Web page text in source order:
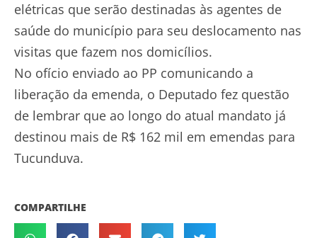
elétricas que serão destinadas às agentes de
saúde do município para seu deslocamento nas
visitas que fazem nos domicílios.
No ofício enviado ao PP comunicando a
liberação da emenda, o Deputado fez questão
de lembrar que ao longo do atual mandato já
destinou mais de R$ 162 mil em emendas para
Tucunduva.
COMPARTILHE